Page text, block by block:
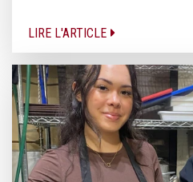
LIRE L'ARTICLE